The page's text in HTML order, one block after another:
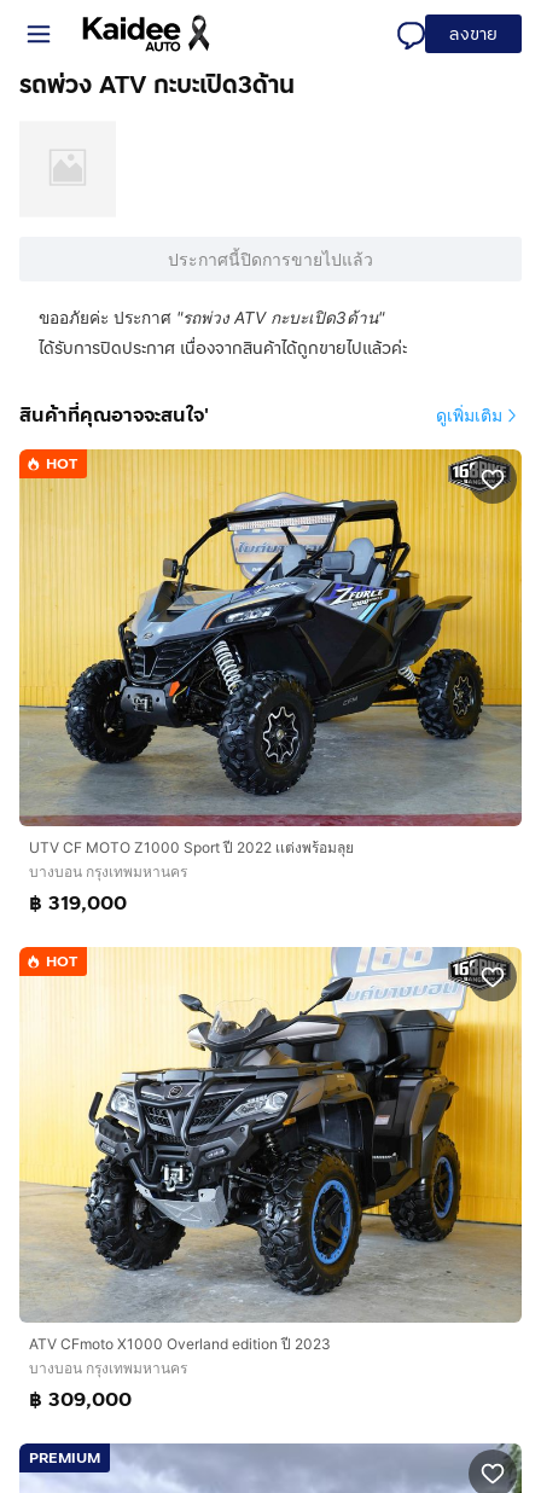
ลงขาย
รถพ่วง ATV กะบะเปิด3ด้าน
ประกาศนี้ปิดการขายไปแล้ว
ขออภัยค่ะ ประกาศ "รถพ่วง ATV กะบะเปิด3ด้าน"
ได้รับการปิดประกาศ เนื่องจากสินค้าได้ถูกขายไปแล้วค่ะ
สินค้าที่คุณอาจจะสนใจ' ดูเพิ่มเติม
HOT
UTV CF MOTO Z1000 Sport ปี 2022 เเต่งพร้อมลุย
บางบอน กรุงเทพมหานคร
฿ 319,000
HOT
ATV CFmoto X1000 Overland edition ปี 2023
บางบอน กรุงเทพมหานคร
฿ 309,000
PREMIUM